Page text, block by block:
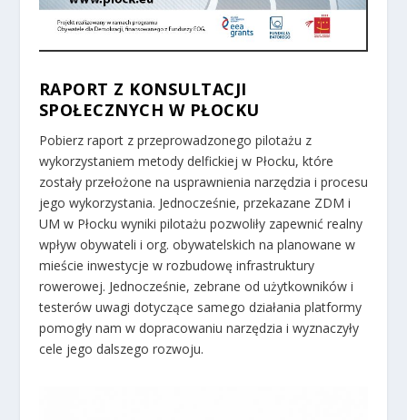
RAPORT Z KONSULTACJI
SPOŁECZNYCH W PŁOCKU
Pobierz raport z przeprowadzonego pilotażu z
wykorzystaniem metody delfickiej w Płocku, które
zostały przełożone na usprawnienia narzędzia i procesu
jego wykorzystania. Jednocześnie, przekazane ZDM i
UM w Płocku wyniki pilotażu pozwoliły zapewnić realny
wpływ obywateli i org. obywatelskich na planowane w
mieście inwestycje w rozbudowę infrastruktury
rowerowej. Jednocześnie, zebrane od użytkowników i
testerów uwagi dotyczące samego działania platformy
pomogły nam w dopracowaniu narzędzia i wyznaczyły
cele jego dalszego rozwoju.